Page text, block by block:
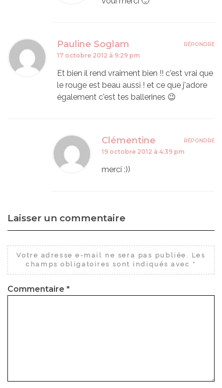
Pauline Soglam
17 octobre 2012 à 9:29 pm
Et bien il rend vraiment bien !! c'est vrai que
le rouge est beau aussi ! et ce que j'adore
également c'est tes ballerines 😉
RÉPONDRE
Clémentine
19 octobre 2012 à 4:39 pm
merci :))
RÉPONDRE
Laisser un commentaire
Votre adresse e-mail ne sera pas publiée.
Les
champs obligatoires sont indiqués avec *
Commentaire *